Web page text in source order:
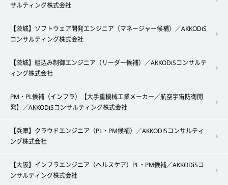
サルティング株式会社
【茨城】ソフトウェア開発エンジニア（マネージャー候補）／AKKODiS
コンサルティング株式会社
【茨城】組込み制御エンジニア（リーダー候補）／AKKODiSコンサルテ
ィング株式会社
PM・PL候補（インフラ）【大手重機械工業メーカー／航空宇宙防衛開
発】／AKKODiSコンサルティング株式会社
【兵庫】クラウドエンジニア（PL・PM候補）／AKKODiSコンサルティ
ング株式会社
【大阪】インフラエンジニア（ヘルスケア）PL・PM候補／AKKODiSコ
ンサルティング株式会社